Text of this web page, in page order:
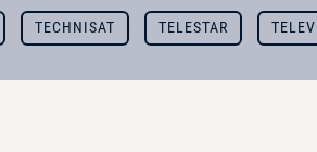
TECHNISAT TELESTAR